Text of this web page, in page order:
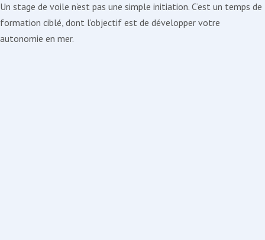
Un stage de voile n’est pas une simple initiation. C’est un temps de
formation ciblé, dont l’objectif est de développer votre
autonomie en mer.